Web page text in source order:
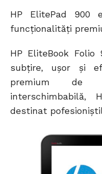
HP ElitePad 900
funcționalități
HP EliteBook
subțire, ușor și
premium de
interschimbabilă,
destinat